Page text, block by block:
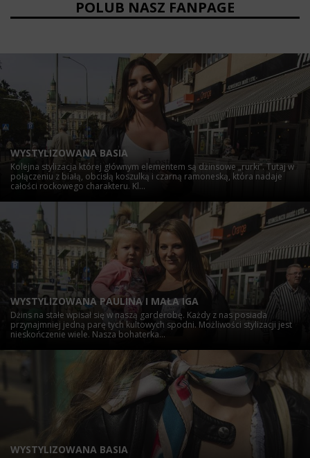
POLUB NASZ FANPAGE
WYSTYLIZOWANA BASIA
Kolejna stylizacja której głównym elementem są dżinsowe „rurki”. Tutaj w
połączeniu z białą, obcisłą koszulką i czarną ramoneską, która nadaje
całości rockowego charakteru. Kl...
WYSTYLIZOWANA PAULINA I MAŁA IGA
Dżins na stałe wpisał się w naszą garderobę. Każdy z nas posiada
przynajmniej jedną parę tych kultowych spodni. Możliwości stylizacji jest
nieskończenie wiele. Nasza bohaterka...
WYSTYLIZOWANA BASIA